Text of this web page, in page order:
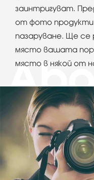
заинтригуват.
от фото продукти
пазаруване. Ще
място вашата
място в някой от